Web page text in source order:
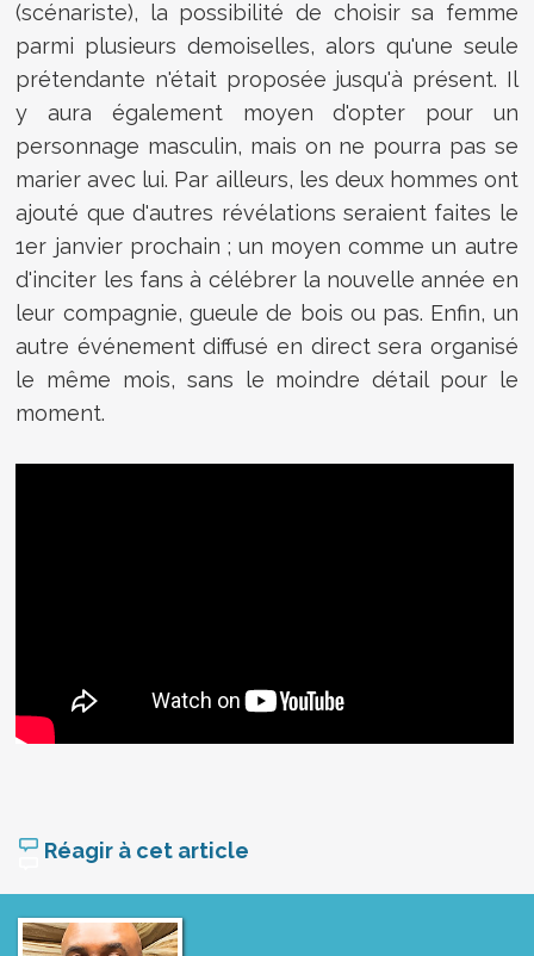
(scénariste), la possibilité de choisir sa femme
parmi plusieurs demoiselles, alors qu'une seule
prétendante n'était proposée jusqu'à présent. Il
y aura également moyen d'opter pour un
personnage masculin, mais on ne pourra pas se
marier avec lui. Par ailleurs, les deux hommes ont
ajouté que d'autres révélations seraient faites le
1er janvier prochain ; un moyen comme un autre
d'inciter les fans à célébrer la nouvelle année en
leur compagnie, gueule de bois ou pas. Enfin, un
autre événement diffusé en direct sera organisé
le même mois, sans le moindre détail pour le
moment.
Réagir à cet article